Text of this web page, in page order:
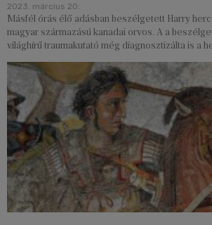
2023. március 20.
Másfél órás élő adásban beszélgetett Harry
magyar származású kanadai orvos. A a
világhírű traumakutató még diagnosztizálta is a